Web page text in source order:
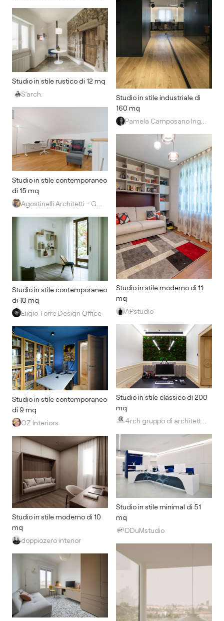
Studio in stile rustico di 12 mq
S’arch.
Studio in stile contemporaneo
di 15 mq
Studio in stile contemporaneo
di 10 mq
Eligio Torre Design Office
Studio in stile contemporaneo
di 9 mq
OZ Interiors
Studio in stile moderno di 10
mq
doppiozero interior
Studio in stile industriale di
160 mq
Pamela Camposano Ingegnere Architetto
Studio in stile moderno di 11
mq
APstudio
Studio in stile classico di 200
mq
Studio in stile minimal di 51
mq
DDuMstudio